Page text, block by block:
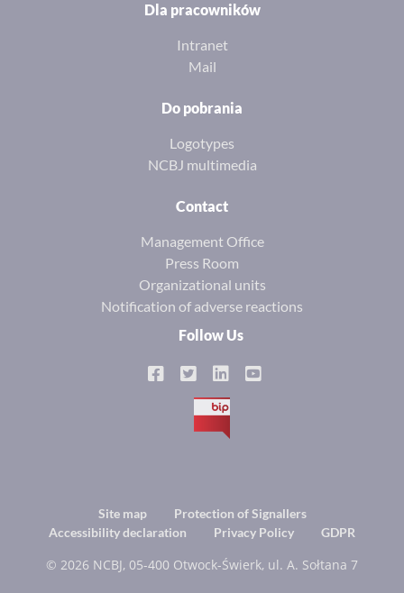
Dla pracowników
Intranet
Mail
Do pobrania
Logotypes
NCBJ multimedia
Contact
Management Office
Press Room
Organizational units
Notification of adverse reactions
Follow Us
BIP
© 2026 NCBJ, 05-400 Otwock-Świerk, ul. A. Sołtana 7
Footer
menu
Site map
Protection of Signallers
Accessibility declaration
Privacy Policy GDPR